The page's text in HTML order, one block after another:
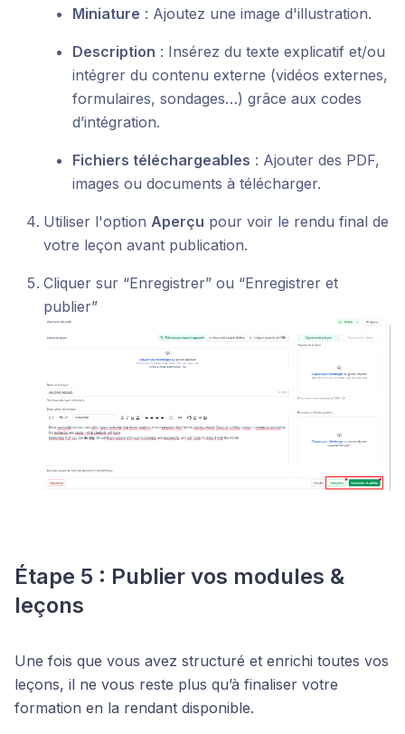
Miniature : Ajoutez une image d'illustration.
Description : Insérez du texte explicatif et/ou
intégrer du contenu externe (vidéos externes,
formulaires, sondages…) grâce aux codes
d’intégration.
Fichiers téléchargeables : Ajouter des PDF,
images ou documents à télécharger.
Utiliser l'option Aperçu pour voir le rendu final de
votre leçon avant publication.
Cliquer sur “Enregistrer” ou “Enregistrer et
publier”
Étape 5 : Publier vos modules &
leçons
Une fois que vous avez structuré et enrichi toutes vos
leçons, il ne vous reste plus qu’à finaliser votre
formation en la rendant disponible.